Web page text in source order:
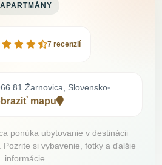
APARTMÁNY
7 recenzií
81 Žarnovica, Slovensko•
mapu
ponúka ubytovanie v destinácii
si vybavenie, fotky a ďalšie
informácie.